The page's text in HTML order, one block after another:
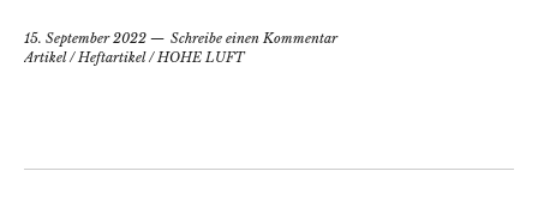
15. September 2022
Schreibe einen Kommentar
Artikel/Heftartikel/HOHE LUFT